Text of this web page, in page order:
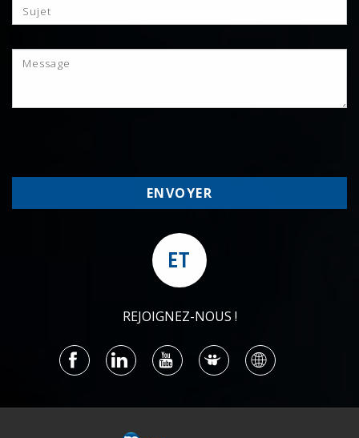
ET
REJOIGNEZ-NOUS !